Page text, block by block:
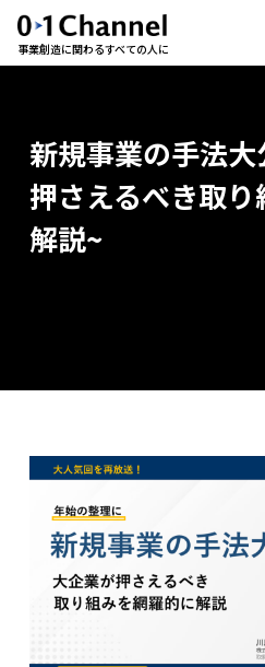
事業創造に関わるすべての人に
新規事業の手法
押さえるべき取
解説~